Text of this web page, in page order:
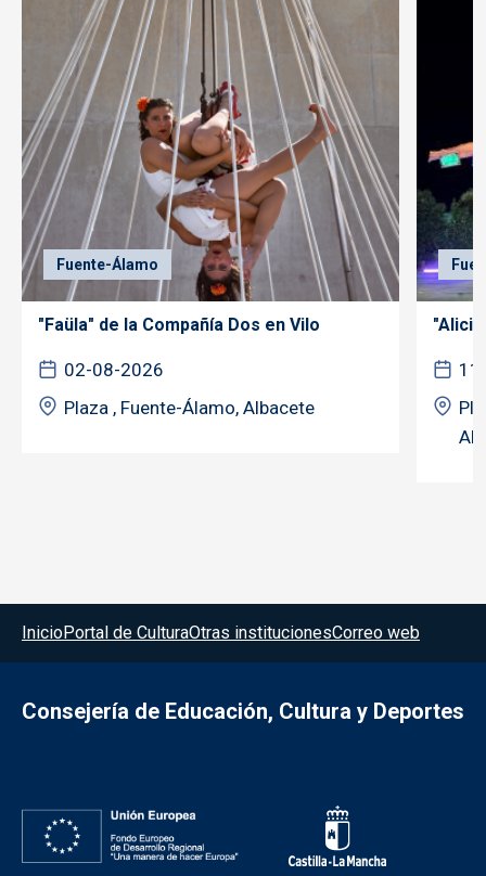
Fuente-Álamo
"Faüla" de la Compañía Dos en Vilo
02-08-2026
Plaza , Fuente-Álamo, Albacete
Menú del pie
InicioPortal de CulturaOtras institucionesCorreo web
Consejería de Educación, Cultura y Deportes